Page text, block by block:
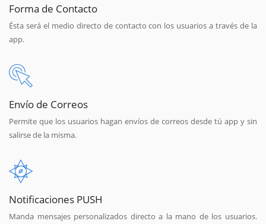
Forma de Contacto
Ésta será el medio directo de contacto con los usuarios a través de la
app.
Envío de Correos
Permite que los usuarios hagan envíos de correos desde tú app y sin
salirse de la misma.
Notificaciones PUSH
Manda mensajes personalizados directo a la mano de los usuarios.